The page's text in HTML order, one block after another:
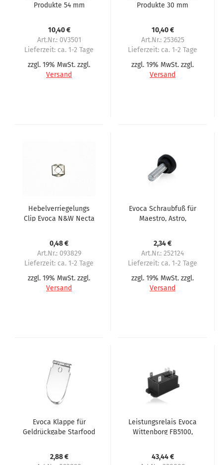
Produkte 54 mm
10,40 €
Art.Nr.: 0V3501
Lieferzeit: ca. 1-2 Tage
zzgl. 19% MwSt. zzgl.
Versand
Produkte 30 mm
10,40 €
Art.Nr.: 253625
Lieferzeit: ca. 1-2 Tage
zzgl. 19% MwSt. zzgl.
Versand
Hebelverriegelungs
Clip Evoca N&W Necta
0,48 €
Art.Nr.: 093829
Lieferzeit: ca. 1-2 Tage
zzgl. 19% MwSt. zzgl.
Versand
Evoca Schraubfuß für
Maestro, Astro,
2,34 €
Art.Nr.: 252124
Lieferzeit: ca. 1-2 Tage
zzgl. 19% MwSt. zzgl.
Versand
Evoca Klappe für
Geldrückgabe Starfood
2,88 €
Leistungsrelais Evoca
Wittenborg FB5100,
43,44 €